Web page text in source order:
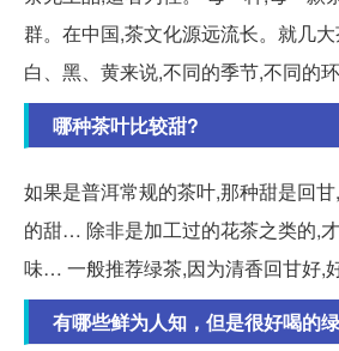
群。在中国,茶文化源远流长。就几大
白、黑、黄来说,不同的季节,不同的环
哪种茶叶比较甜?
如果是普洱常规的茶叶,那种甜是回
的甜… 除非是加工过的花茶之类的,
味… 一般推荐绿茶,因为清香回甘好,
有哪些鲜为人知，但是很好喝的